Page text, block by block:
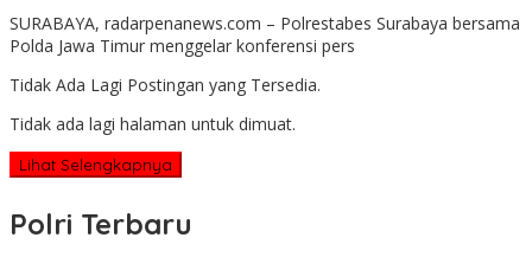
SURABAYA, radarpenanews.com – Polrestabes Surabaya bersama
Polda Jawa Timur menggelar konferensi pers
Tidak Ada Lagi Postingan yang Tersedia.
Tidak ada lagi halaman untuk dimuat.
Lihat Selengkapnya
Polri Terbaru